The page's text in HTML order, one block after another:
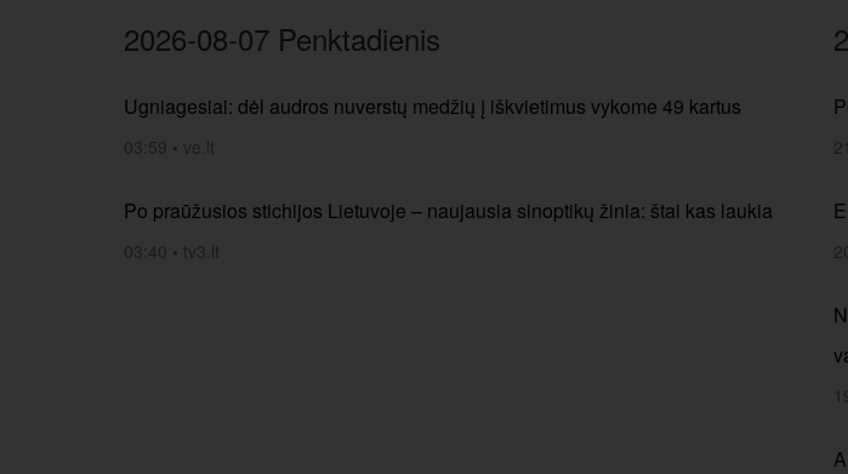
2026-08-07 Penktadienis
Ugniagesiai: dėl audros nuverstų medžių į iškvietimus vykome 49 kartus
03:59 • ve.lt
Po praūžusios stichijos Lietuvoje – naujausia sinoptikų žinia: štai kas laukia
03:40 • tv3.lt